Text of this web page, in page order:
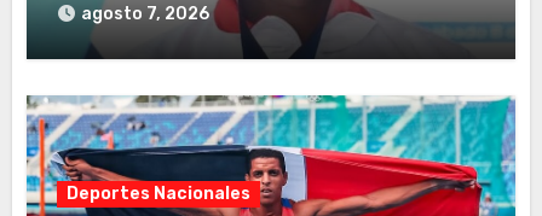
agosto 7, 2026
Deportes Nacionales